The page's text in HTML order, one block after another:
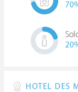
70
20
HOTEL DES